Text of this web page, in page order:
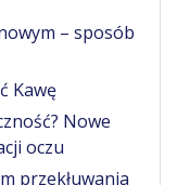
– sposób
Kawę
Nowe
oczu
przekłuwania